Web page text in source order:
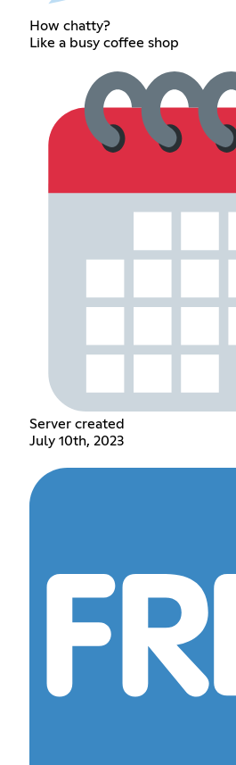
How chatty?
Like a busy coffee shop
Server created
July 10th, 2023